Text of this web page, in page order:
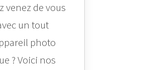
venez de vous
un tout
photo
? Voici nos